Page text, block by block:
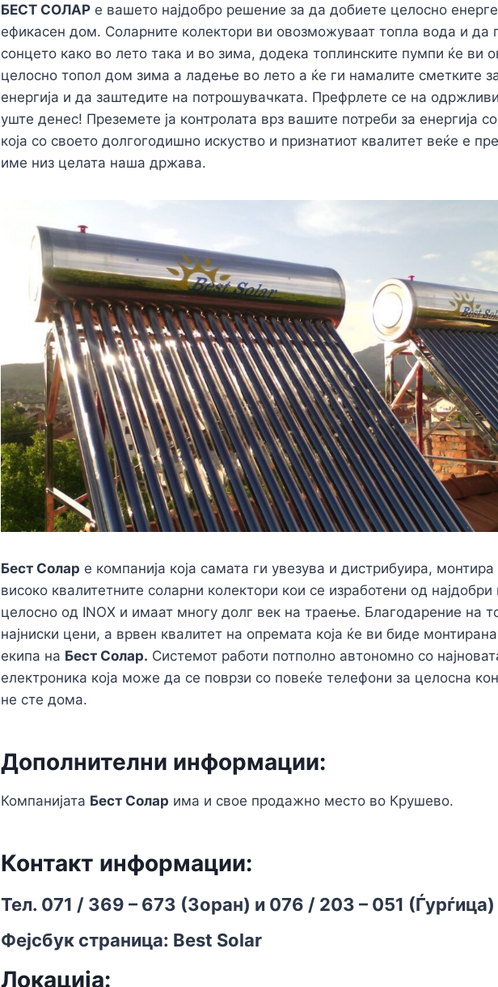
c
e
b
o
o
k
k
e
dI
n
s
s
e
n
g
er
er at
s
A
p
p
e
gr
a
m
ai
l
p
y
Li
n
k
ar
e
БЕСТ СОЛАР е вашето најдобро решение за да добиете целосно
ефикасен дом. Соларните колектори ви овозможуваат топла вода и да
сонцето како во лето така и во зима, додека топлинските пумпи ќе ви
целосно топол дом зима а ладење во лето а ќе ги намалите сметките
енергија и да заштедите на потрошувачката. Префрлете се на
уште денес! Преземете ја контролата врз вашите потреби за енергија
која со своето долгогодишно искуство и признатиот квалитет веќе е
име низ целата наша држава.
Бест Солар е компанија која самата ги увезува и дистрибуира,
високо квалитетните соларни колектори кои се изработени од најдобри
целосно од INOX и имаат многу долг век на траење. Благодарение на
најниски цени, а врвен квалитет на опремата која ќе ви биде
екипа на Бест Солар. Системот работи потполно автономно со
електроника која може да се поврзи со повеќе телефони за целосна
не сте дома.
Дополнителни информации:
Компанијата Бест Солар има и свое продажно место во Крушево.
Контакт информации:
Teл. 071 / 369 – 673 (Зоран) и 076 / 203 – 051 (Ѓурѓица)
Фејсбук страница: Best Solar
Локација: